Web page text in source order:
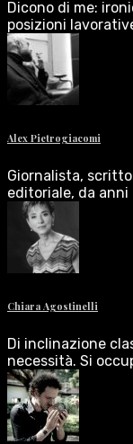
Dicono di me:
posizioni
Alex Pietrogiacomi
Giornalista,
editoriale, da
Chiara Agostinelli
Di inclinazione
necessità. Si